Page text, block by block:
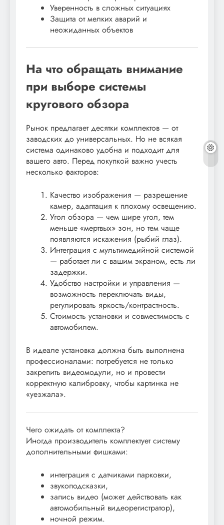
Уверенность в сложных ситуациях
Защита от мелких аварий и
неожиданных объектов
На что обращать внимание
при выборе системы
кругового обзора
Рынок предлагает десятки комплектов — от
заводских до универсальных. Но не всякая
система одинаково удобна и подходит для
вашего авто. Перед покупкой важно учесть
несколько факторов:
Качество изображения — разрешение
камер, адаптация к плохому освещению.
Угол обзора — чем шире угол, тем
меньше «мертвых» зон, но тем чаще
появляются искажения (рыбий глаз).
Интеграция с мультимедийной системой
— работает ли с вашим экраном, есть ли
задержки.
Удобство настройки и управления —
возможность переключать виды,
регулировать яркость/контрастность.
Стоимость установки и совместимость с
автомобилем.
В идеале установка должна быть выполнена
профессионалами: потребуется не только
закрепить видеомодули, но и провести
корректную калибровку, чтобы картинка не
«уезжала».
Чего ожидать от комплекта?
Иногда производитель комплектует систему
дополнительными фишками:
интеграция с датчиками парковки,
звукоподсказки,
запись видео (может действовать как
автомобильный видеорегистратор),
ночной режим.